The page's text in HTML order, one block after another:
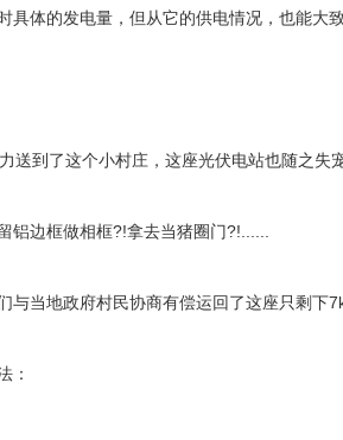
体的发电量，但从它的供电情况，也能大致
送到了这个小村庄，这座光伏电站也随之失宠
边框做相框?!拿去当猪圈门?!......
当地政府村民协商有偿运回了这座只剩下
：